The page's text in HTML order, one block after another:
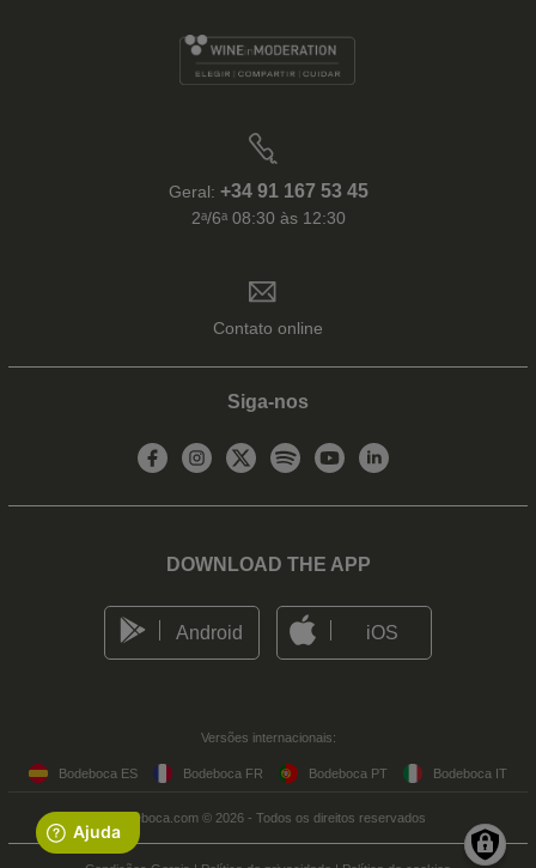
Geral: +34 91 167 53 45
2ᵃ/6ᵃ 08:30 às 12:30
Contato online
Siga-nos
DOWNLOAD THE APP
Android iOS
Versões internacionais:
Bodeboca ES Bodeboca FR Bodeboca PT Bodeboca IT
Bodeboca.com © 2026 - Todos os direitos reservados